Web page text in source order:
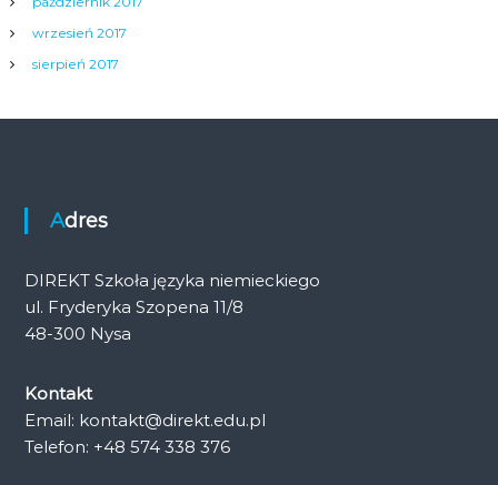
wrzesień 2017
sierpień 2017
Adres
DIREKT Szkoła języka niemieckiego
ul. Fryderyka Szopena 11/8
48-300 Nysa
Kontakt
Email: kontakt@direkt.edu.pl
Telefon: +48 574 338 376